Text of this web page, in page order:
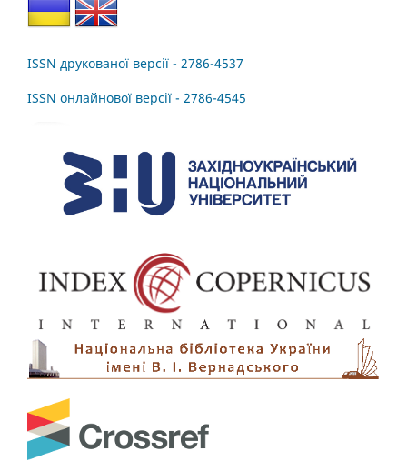
ISSN друкованої версії - 2786-4537
ISSN онлайнової версії - 2786-4545